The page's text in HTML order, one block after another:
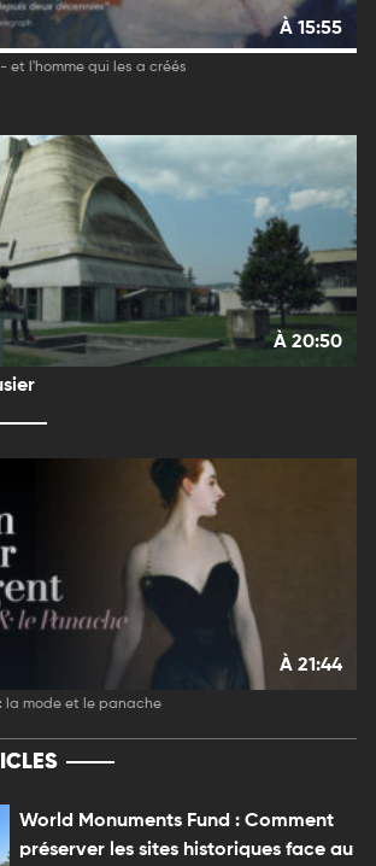
À 15:55
et l'homme qui les a créés
À 20:50
À 21:44
la mode et le panache
World Monuments Fund : Comment
préserver les sites historiques face au